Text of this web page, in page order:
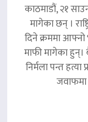
काठमाडौं, २१
मागेका छन् ।
दिने क्रममा
माफी मागेका
निर्मला पन्त
जवाफमा